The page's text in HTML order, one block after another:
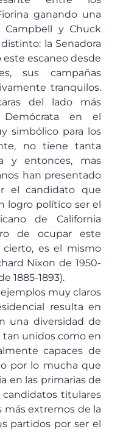
ganando una
y Chuck
la Senadora
este escaneo desde
sus campañas
tranquilos.
del lado más
Demócrata en el
simbólico para los
no tiene tanta
y entonces, mas
han presentado
el candidato que
logro político ser el
de California
de ocupar este
cierto, es el mismo
Nixon de 1950-
1885-1893).
muy claros
resulta en
una diversidad de
tan unidos como en
capaces de
por lo mucha que
en las primarias de
titulares
más extremos de la
partidos por ser el